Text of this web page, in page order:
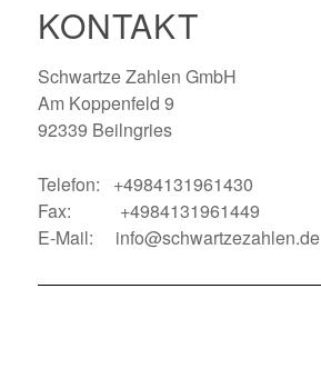
KONTAKT
Schwartze Zahlen GmbH
Am Koppenfeld 9
92339 Beilngries
Telefon: +4984131961430
Fax: +4984131961449
E-Mail: info@schwartzezahlen.de